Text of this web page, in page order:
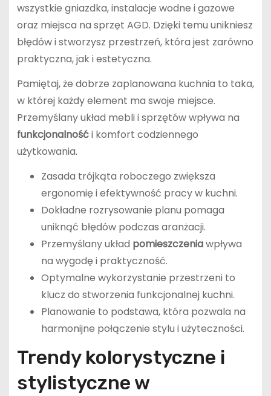
wszystkie gniazdka, instalacje wodne i gazowe
oraz miejsca na sprzęt AGD. Dzięki temu unikniesz
błędów i stworzysz przestrzeń, która jest zarówno
praktyczna, jak i estetyczna.
Pamiętaj, że dobrze zaplanowana kuchnia to taka,
w której każdy element ma swoje miejsce.
Przemyślany układ mebli i sprzętów wpływa na
funkcjonalnośći komfort codziennego
użytkowania.
Zasada trójkąta roboczego zwiększa
ergonomię i efektywność pracy w kuchni.
Dokładne rozrysowanie planu pomaga
uniknąć błędów podczas aranżacji.
Przemyślany układ pomieszczeniawpływa
na wygodę i praktyczność.
Optymalne wykorzystanie przestrzeni to
klucz do stworzenia funkcjonalnej kuchni.
Planowanie to podstawa, która pozwala na
harmonijne połączenie stylu i użyteczności.
Trendy kolorystyczne i
stylistyczne w